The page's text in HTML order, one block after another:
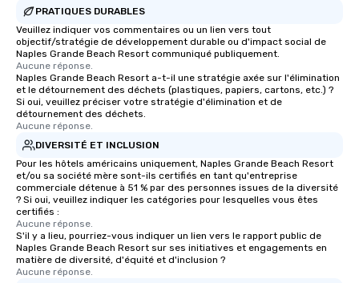
convenient and efficient way the
restaurants are within an easy
walking distance of each other. The
short stroll allows your group
members a chance to engage in prime
networking opportunities before
heading to the next place on your tour
itinerary. You Get a Dinner and a Show
Our tours offer an exquisite feast plus
entertainment. All tours include a
knowledgeable, professional guide
who leads the group on a walking tour,
offering engaging tidbits and
fascinating stories. Several other
interactive experiences are included
along the way exclusively to our tours,
PRATIQUES DURABLES
Veuillez indiquer vos commentaires ou un lien vers tout
objectif/stratégie de développement durable ou d'impact social de
Naples Grande Beach Resort communiqué publiquement.
Aucune réponse.
Naples Grande Beach Resort a-t-il une stratégie axée sur l'élimination
et le détournement des déchets (plastiques, papiers, cartons, etc.) ?
Si oui, veuillez préciser votre stratégie d'élimination et de
détournement des déchets.
Aucune réponse.
DIVERSITÉ ET INCLUSION
Pour les hôtels américains uniquement, Naples Grande Beach Resort
et/ou sa société mère sont-ils certifiés en tant qu'entreprise
commerciale détenue à 51 % par des personnes issues de la diversité
? Si oui, veuillez indiquer les catégories pour lesquelles vous êtes
certifiés :
Aucune réponse.
S'il y a lieu, pourriez-vous indiquer un lien vers le rapport public de
Naples Grande Beach Resort sur ses initiatives et engagements en
matière de diversité, d'équité et d'inclusion ?
Aucune réponse.